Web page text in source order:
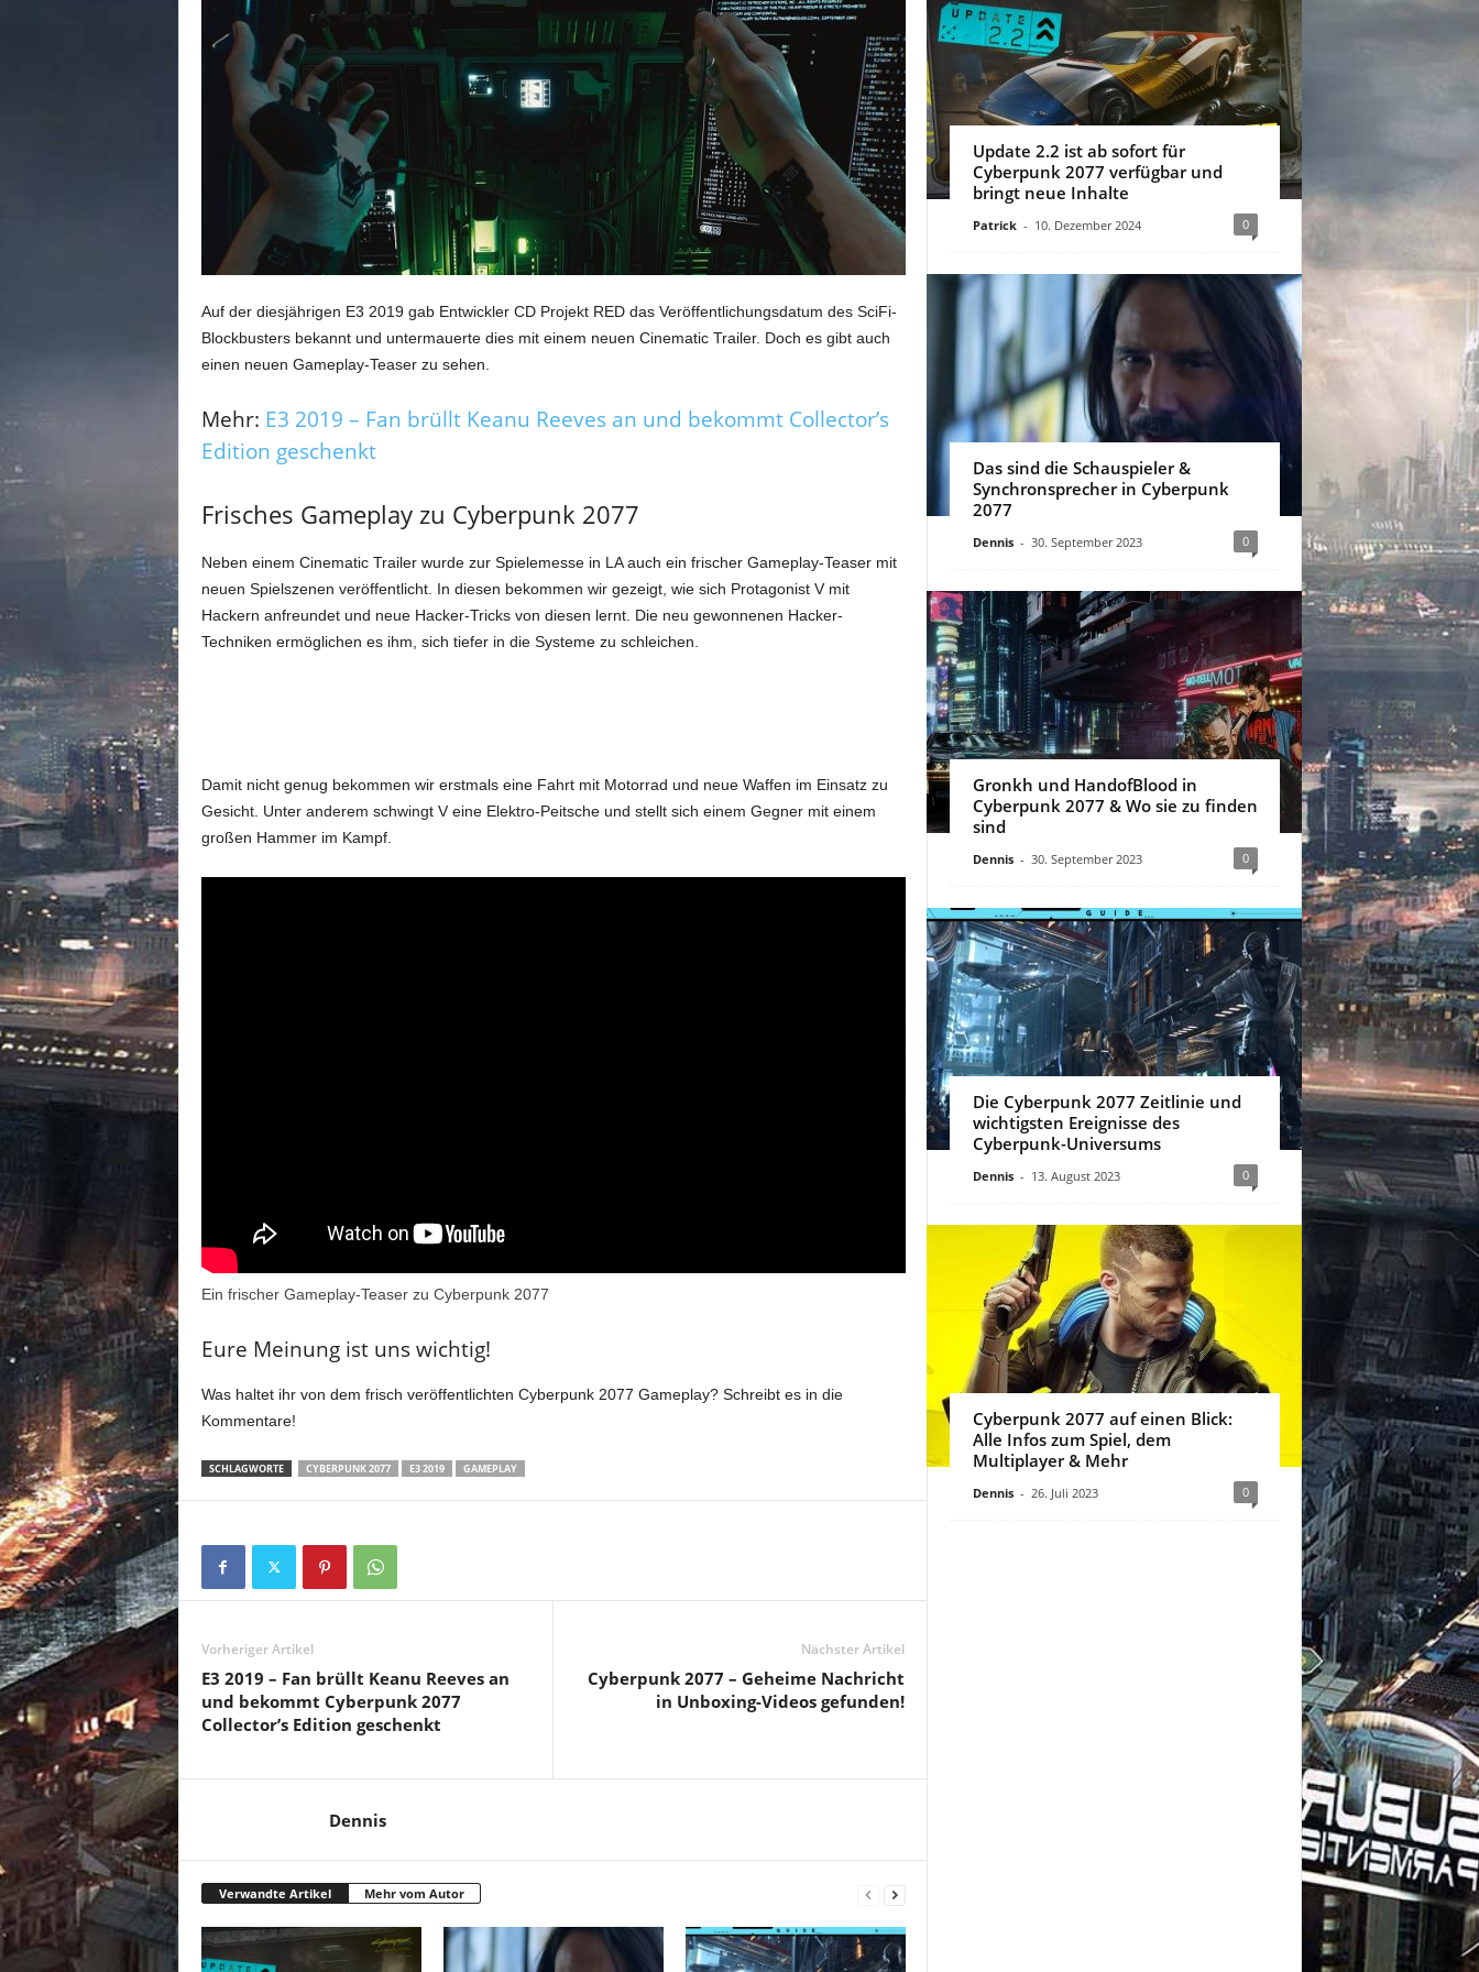
i
t
z
u
C
y
b
e
r
p
u
n
k
2
0
7
Auf der diesjährigen E3 2019 gab Entwickler CD Projekt RED das Veröffentlichungsdatum des SciFi-
Blockbusters bekannt und untermauerte dies mit einem neuen Cinematic Trailer. Doch es gibt auch
einen neuen Gameplay-Teaser zu sehen.
Mehr: E3 2019 – Fan brüllt Keanu Reeves an und bekommt Collector’s
Edition geschenkt
Frisches Gameplay zu Cyberpunk 2077
Neben einem Cinematic Trailer wurde zur Spielemesse in LA auch ein frischer Gameplay-Teaser mit
neuen Spielszenen veröffentlicht. In diesen bekommen wir gezeigt, wie sich Protagonist V mit
Hackern anfreundet und neue Hacker-Tricks von diesen lernt. Die neu gewonnenen Hacker-
Techniken ermöglichen es ihm, sich tiefer in die Systeme zu schleichen.
Damit nicht genug bekommen wir erstmals eine Fahrt mit Motorrad und neue Waffen im Einsatz zu
Gesicht. Unter anderem schwingt V eine Elektro-Peitsche und stellt sich einem Gegner mit einem
großen Hammer im Kampf.
Ein frischer Gameplay-Teaser zu Cyberpunk 2077
Eure Meinung ist uns wichtig!
Was haltet ihr von dem frisch veröffentlichten Cyberpunk 2077 Gameplay? Schreibt es in die
Kommentare!
SCHLAGWORTE CYBERPUNK 2077 E3 2019 GAMEPLAY
Vorheriger Artikel
E3 2019 – Fan brüllt Keanu Reeves an
und bekommt Cyberpunk 2077
Collector’s Edition geschenkt
Nächster Artikel
Cyberpunk 2077 – Geheime Nachricht
in Unboxing-Videos gefunden!
Dennis
Verwandte Artikel Mehr vom Autor
Update 2.2 ist ab sofort für
Cyberpunk 2077 verfügbar und
bringt neue Inhalte
Patrick - 10. Dezember 2024 0
Das sind die Schauspieler &
Synchronsprecher in Cyberpunk
2077
Dennis - 30. September 2023 0
Gronkh und HandofBlood in
Cyberpunk 2077 & Wo sie zu finden
sind
Dennis - 30. September 2023 0
Die Cyberpunk 2077 Zeitlinie und
wichtigsten Ereignisse des
Cyberpunk-Universums
Dennis - 13. August 2023 0
Cyberpunk 2077 auf einen Blick:
Alle Infos zum Spiel, dem
Multiplayer & Mehr
Dennis - 26. Juli 2023 0